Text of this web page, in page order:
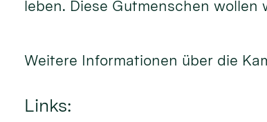
leben. Diese Gutmenschen
Weitere Informationen über die
Links: